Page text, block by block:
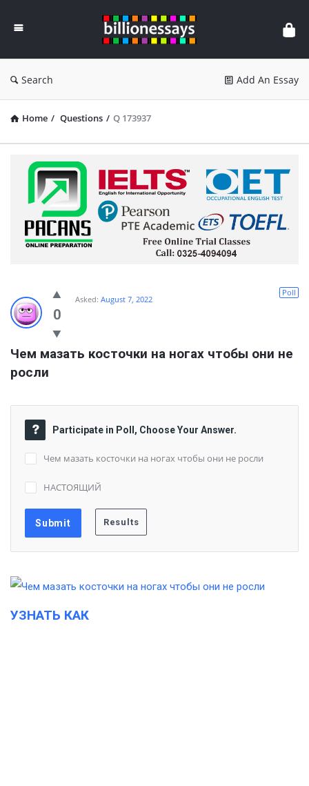
Essays
Search Add An Essay
Home / Questions / Q 173937
0
Poll
Asked: August 7, 2022
Чем мазать косточки на ногах чтобы они не
росли
Participate in Poll, Choose Your Answer.
Чем мазать косточки на ногах чтобы они не росли
НАСТОЯЩИЙ
УЗНАТЬ КАК